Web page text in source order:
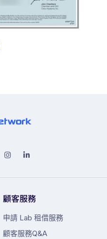
顧客服務
申請 Lab 租借服務
顧客服務Q&A